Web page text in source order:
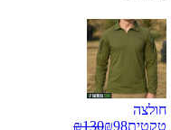
חולצה
טקטית
₪98
₪130